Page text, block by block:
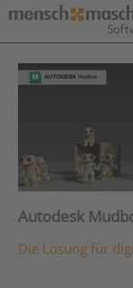
Autodesk
Die Lösung für